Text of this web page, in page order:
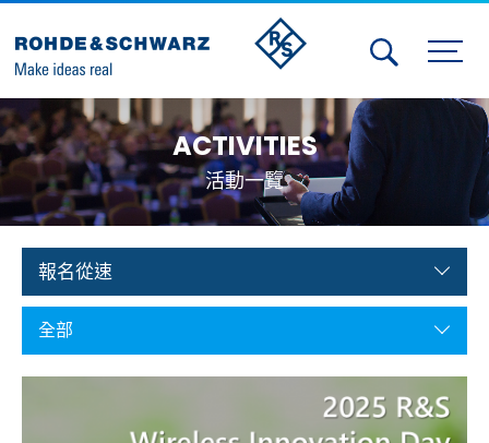
Activities
Contact Us
Member
Calendar
Member Login
Aerospace | Defense | Security
ACTIVITIES
活動一覽
報名從速
全部